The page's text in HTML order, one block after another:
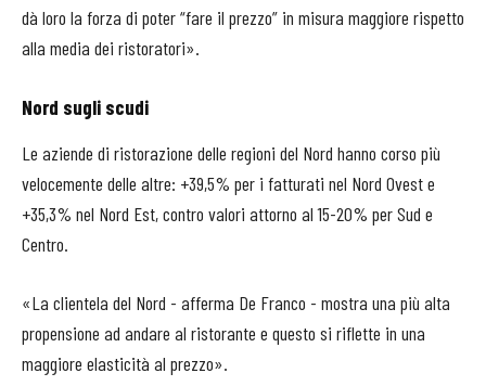
dà loro la forza di poter “fare il prezzo” in misura maggiore rispetto
alla media dei ristoratori».
Nord sugli scudi
Le aziende di ristorazione delle regioni del Nord hanno corso più
velocemente delle altre: +39,5% per i fatturati nel Nord Ovest e
+35,3% nel Nord Est, contro valori attorno al 15-20% per Sud e
Centro.
«La clientela del Nord - afferma De Franco - mostra una più alta
propensione ad andare al ristorante e questo si riflette in una
maggiore elasticità al prezzo».